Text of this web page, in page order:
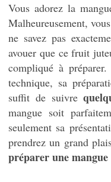
Vous adorez la
Malheureusement,
ne savez pas
avouer que ce fruit
compliqué à
technique, sa
suffit de suivre
mangue soit
seulement sa
prendrez un grand
préparer une mangue